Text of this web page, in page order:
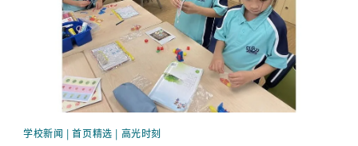
学校新闻 | 首页精选 | 高光时刻